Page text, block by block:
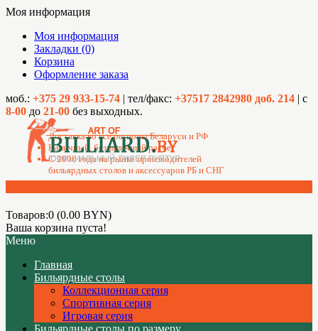
Моя информация
Моя информация
Закладки (0)
Корзина
Оформление заказа
моб.: +375 29 933-15-74 | тел/факс: +37517 2842980 доб. 214 | с
8-00 до 21-00 без выходных.
Доставка во все регионы Беларуси и РФ
Наличный, безналичный расчет
C 2006 года на рынке производителей
бильярдных столов и аксессуаров РБ и СНГ
Товаров:0 (0.00 BYN)
Ваша корзина пуста!
Меню
Главная
Бильярдные столы
Коллекционная серия
Спортивная серия
Игровая серия
Бильярдные столы по размеру